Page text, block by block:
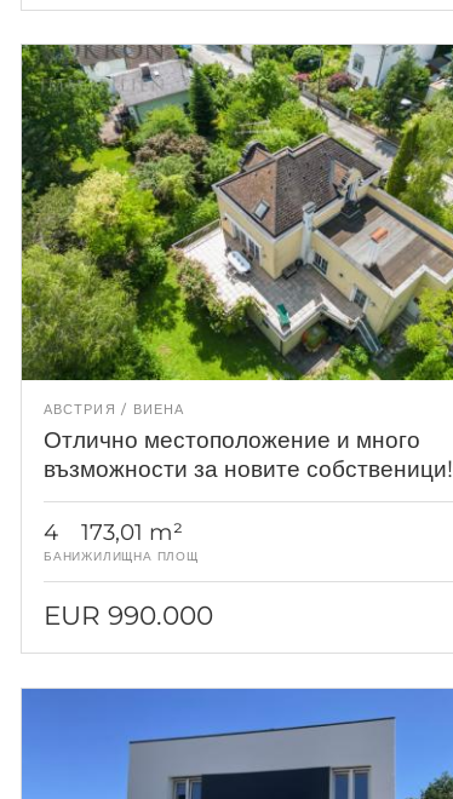
АВСТРИЯ ВИЕНА
Отлично местоположение и много
възможности за новите собственици!
4
БАНИ
173,01 m²
ЖИЛИЩНА ПЛОЩ
EUR 990.000